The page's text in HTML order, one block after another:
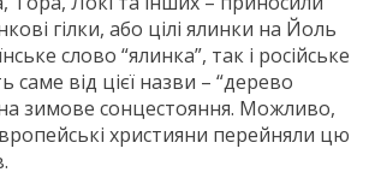
гілки, або цілі ялинки на Йоль
слово “ялинка”, так і російське
саме від цієї назви – “дерево
зимове сонцестояння. Можливо,
християни перейняли цю